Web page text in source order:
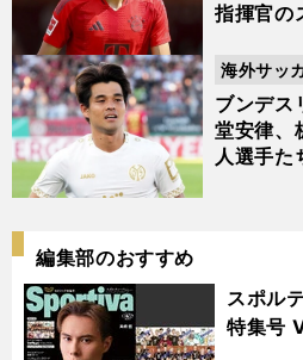
指揮官の
ブンデス
堂安律、
人選手た
海外サッ
編集部のおすすめ
スポル
特集号